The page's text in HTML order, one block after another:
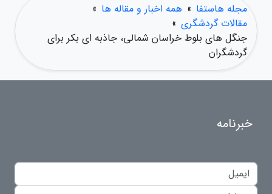
مجله هاستفا » همه اخبار و مقاله ها »
مقالات گردشگری »
جنگل های بلوط خراسان شمالی، جاذبه ای بکر برای
گردشگران
خبرنامه